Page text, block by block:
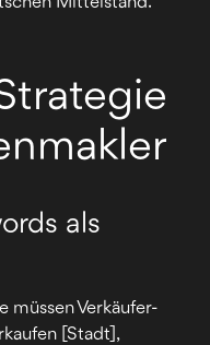
als
müssen Verkäufer-
[Stadt],